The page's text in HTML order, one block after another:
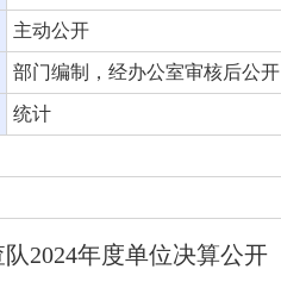
主动公开
部门编制，经办公室审核后公开
统计
2024年度单位决算公开